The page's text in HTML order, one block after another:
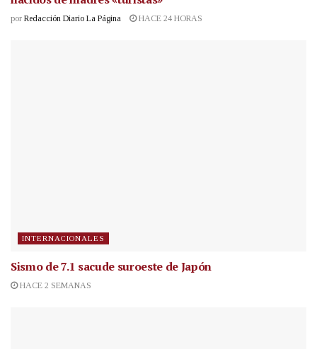
por Redacción Diario La Página HACE 24 HORAS
INTERNACIONALES
Sismo de 7.1 sacude suroeste de Japón
HACE 2 SEMANAS